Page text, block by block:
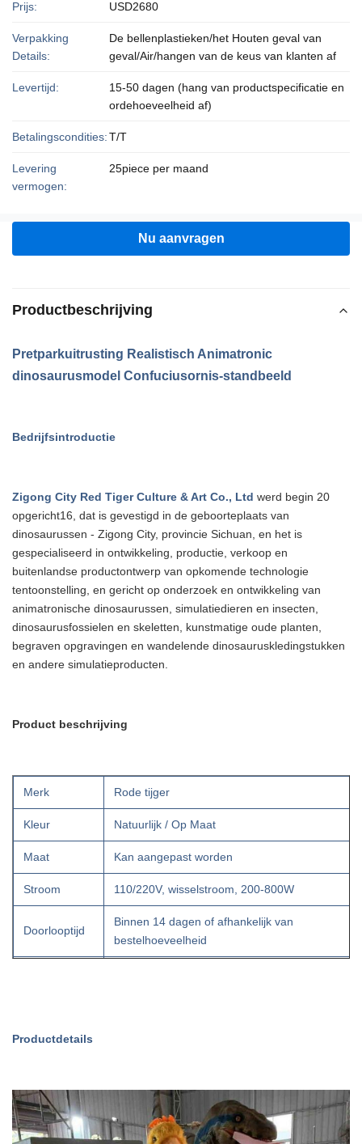
Prijs: USD2680
Verpakking
Details:
De bellenplastieken/het Houten geval van
geval/Air/hangen van de keus van klanten af
Levertijd:
15-50 dagen (hang van productspecificatie en
ordehoeveelheid af)
Betalingscondities:T/T
Levering
vermogen:
25piece per maand
Nu aanvragen
Productbeschrijving
Pretparkuitrusting Realistisch Animatronic
dinosaurusmodel Confuciusornis-standbeeld
Bedrijfsintroductie
Zigong City Red Tiger Culture & Art Co., Ltd werd begin 20
opgericht16 , dat is gevestigd in de geboorteplaats van
dinosaurussen - Zigong City, provincie Sichuan, en het is
gespecialiseerd in ontwikkeling, productie, verkoop en
buitenlandse productontwerp van opkomende technologie
tentoonstelling, en gericht op onderzoek en ontwikkeling van
animatronische dinosaurussen, simulatiedieren en insecten,
dinosaurusfossielen en skeletten, kunstmatige oude planten,
begraven opgravingen en wandelende dinosauruskledingstukken
en andere simulatieproducten.
Product beschrijving
Merk Rode tijger
Kleur Natuurlijk / Op Maat
Maat Kan aangepast worden
Stroom 110/220V, wisselstroom, 200-800W
Doorlooptijd
Binnen 14 dagen of afhankelijk van
bestelhoeveelheid
standaardmotor
Infrarood
Productdetails